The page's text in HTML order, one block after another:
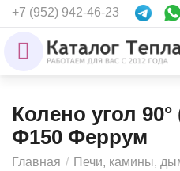
+7 (952) 942-46-23
Колено угол
Ф150 Феррум
Главная / Печи, камины,